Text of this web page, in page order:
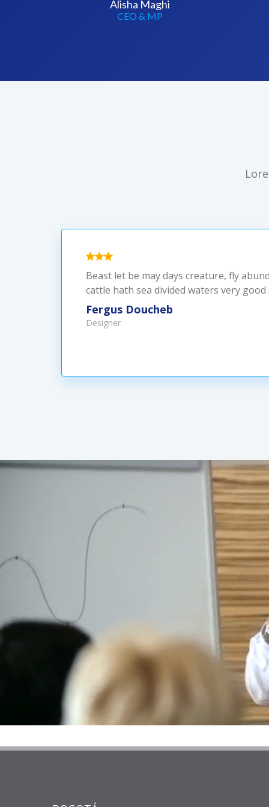
Alisha Maghi
CEO & MP
Beast let be may days creature, fly
cattle hath sea divided waters very
Fergus Doucheb
Designer